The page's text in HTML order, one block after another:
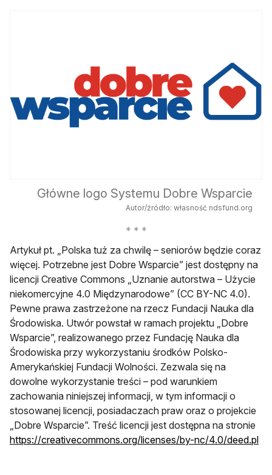
Główne logo Systemu Dobre Wsparcie
Autor/źródło: własność ndsfund.org
Artykuł pt. „Polska tuż za chwilę – seniorów będzie coraz
więcej. Potrzebne jest Dobre Wsparcie” jest dostępny na
licencji Creative Commons „Uznanie autorstwa – Użycie
niekomercyjne 4.0 Międzynarodowe” (CC BY-NC 4.0).
Pewne prawa zastrzeżone na rzecz Fundacji Nauka dla
Środowiska. Utwór powstał w ramach projektu „Dobre
Wsparcie”, realizowanego przez Fundację Nauka dla
Środowiska przy wykorzystaniu środków Polsko-
Amerykańskiej Fundacji Wolności. Zezwala się na
dowolne wykorzystanie treści – pod warunkiem
zachowania niniejszej informacji, w tym informacji o
stosowanej licencji, posiadaczach praw oraz o projekcie
„Dobre Wsparcie”. Treść licencji jest dostępna na stronie
https://creativecommons.org/licenses/by-nc/4.0/deed.pl